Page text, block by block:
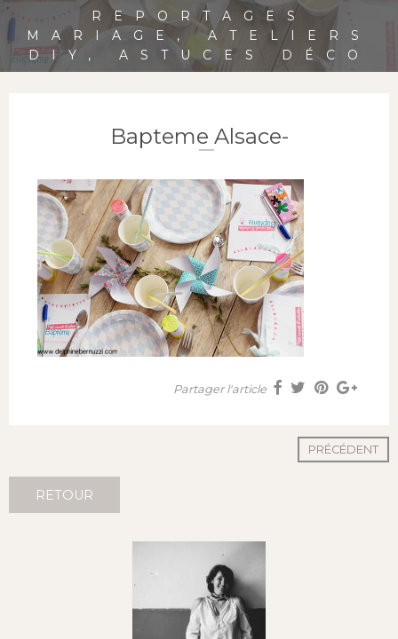
REPORTAGES
MARIAGE, ATELIERS
DIY, ASTUCES DÉCO
Bapteme Alsace-
Partager l'article
PRÉCÉDENT
RETOUR